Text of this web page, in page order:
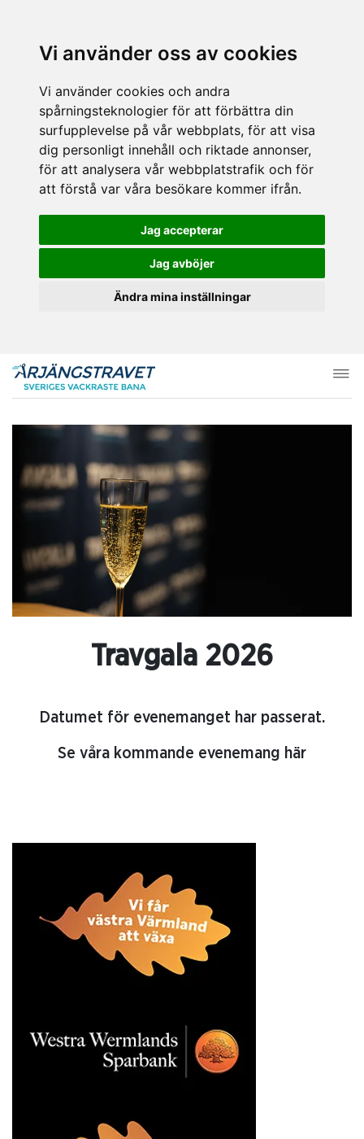
Vi använder oss av cookies
Vi använder cookies och andra
spårningsteknologier för att förbättra din
surfupplevelse på vår webbplats, för att visa
dig personligt innehåll och riktade annonser,
för att analysera vår webbplatstrafik och för
att förstå var våra besökare kommer ifrån.
Jag accepterar
Jag avböjer
Ändra mina inställningar
Travgala 2026
Datumet för evenemanget har passerat.
Se våra kommande evenemang här